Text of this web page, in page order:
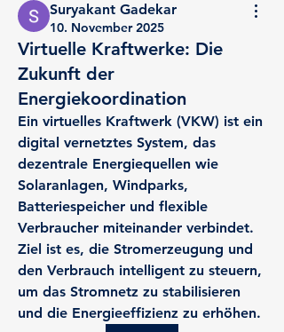
Suryakant Gadekar
10. November 2025
Virtuelle Kraftwerke: Die
Zukunft der
Energiekoordination
Ein virtuelles Kraftwerk (VKW) ist ein
digital vernetztes System, das
dezentrale Energiequellen wie
Solaranlagen, Windparks,
Batteriespeicher und flexible
Verbraucher miteinander verbindet.
Ziel ist es, die Stromerzeugung und
den Verbrauch intelligent zu steuern,
um das Stromnetz zu stabilisieren
und die Energieeffizienz zu erhöhen.